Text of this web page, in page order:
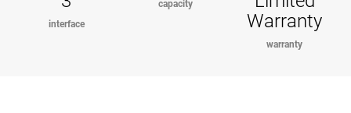
interface
capacity
Warranty
warranty